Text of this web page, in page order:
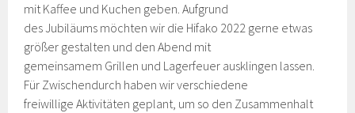
mit Kaffee und Kuchen geben. Aufgrund
des Jubiläums möchten wir die Hifako 2022 gerne etwas
größer gestalten und den Abend mit
gemeinsamem Grillen und Lagerfeuer ausklingen lassen.
Für Zwischendurch haben wir verschiedene
freiwillige Aktivitäten geplant, um so den Zusammenhalt